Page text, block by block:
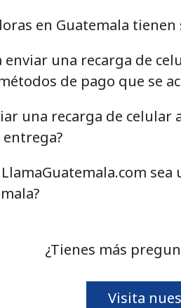
en Guatemala
enviar una recarga de
de pago que se
una recarga de celular
LlamaGuatemala.com
¿Tienes más
Visita